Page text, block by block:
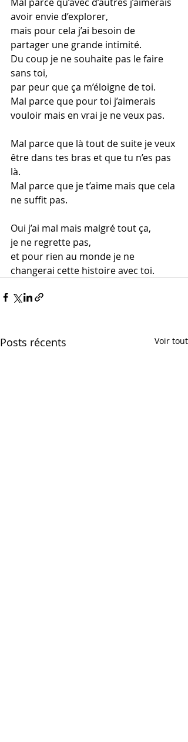
avoir envie d’explorer,
mais pour cela j’ai besoin de
partager une grande intimité.
Du coup je ne souhaite pas le faire
sans toi,
par peur que ça m’éloigne de toi.
Mal parce que pour toi j’aimerais
vouloir mais en vrai je ne veux pas.
Mal parce que là tout de suite je veux
être dans tes bras et que tu n’es pas
là.
Mal parce que je t’aime mais que cela
ne suffit pas.
Oui j’ai mal mais malgré tout ça,
je ne regrette pas,
et pour rien au monde je ne
changerai cette histoire avec toi.
Posts récents Voir tout